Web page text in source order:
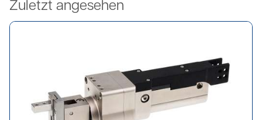
Zuletzt angesehen